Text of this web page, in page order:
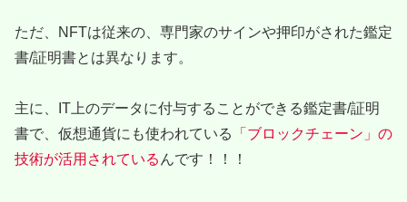
ただ、NFTは従来の、専門家のサインや押印がされた鑑定
書/証明書とは異なります。
主に、IT上のデータに付与することができる鑑定書/証明
書で、仮想通貨にも使われている
「ブロックチェーン」の
技術が活用されている んです！！！